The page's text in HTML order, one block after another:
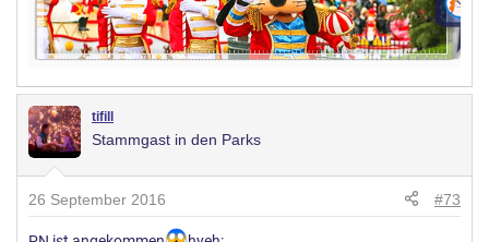
tifill
Stammgast in den Parks
26 September 2016 #73